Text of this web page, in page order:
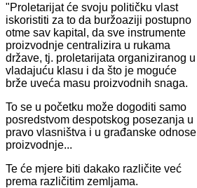
"Proletarijat će svoju političku vlast
iskoristiti za to da buržoaziji postupno
otme sav kapital, da sve instrumente
proizvodnje centralizira u rukama
države, tj. proletarijata organiziranog u
vladajuću klasu i da što je moguće
brže uveća masu proizvodnih snaga.
To se u početku može dogoditi samo
posredstvom despotskog posezanja u
pravo vlasništva i u građanske odnose
proizvodnje...
Te će mjere biti dakako različite već
prema različitim zemljama.